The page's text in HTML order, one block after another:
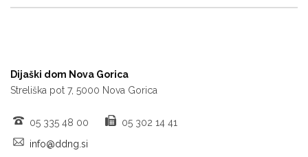
Dijaški dom Nova Gorica
Streliška pot 7, 5000 Nova Gorica
05 335 48 00
05 302 14 41
info@ddng.si